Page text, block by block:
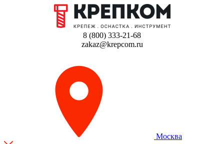
8 (800) 333-21-68
zakaz@krepcom.ru
Москва